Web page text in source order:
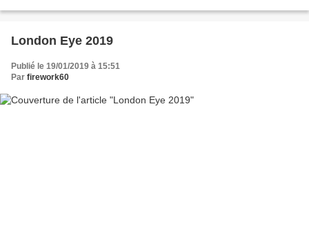
London Eye 2019
Publié le 19/01/2019 à 15:51
Par firework60